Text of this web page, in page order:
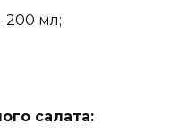
200 мл;
салата: